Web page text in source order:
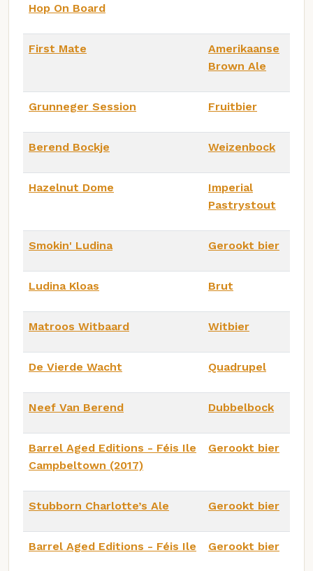
Hop On Board
First Mate
Amerikaanse
Brown Ale
Grunneger Session Fruitbier
Berend Bockje Weizenbock
Hazelnut Dome
Imperial
Pastrystout
Smokin' Ludina Gerookt bier
Ludina Kloas Brut
Matroos Witbaard Witbier
De Vierde Wacht Quadrupel
Neef Van Berend Dubbelbock
Barrel Aged Editions - Féis Ile
Campbeltown (2017)
Gerookt bier
Stubborn Charlotte’s Ale Gerookt bier
Barrel Aged Editions - Féis Ile Gerookt bier